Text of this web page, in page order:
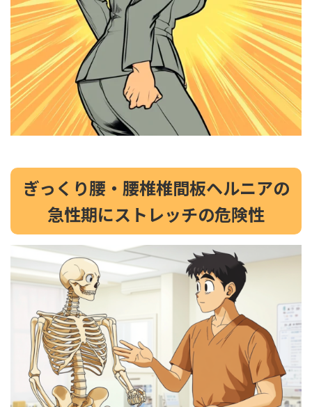
ぎっくり腰・腰椎椎間板ヘルニアの
急性期にストレッチの危険性